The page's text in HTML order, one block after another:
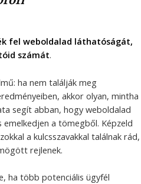
fel weboldalad láthatóságát,
számát.
ha nem találják meg
akkor olyan, mintha
segít abban, hogy weboldalad
emelkedjen a tömegből. Képzeld
a kulcsszavakkal találnak rád,
rejlenek.
ha több potenciális ügyfél